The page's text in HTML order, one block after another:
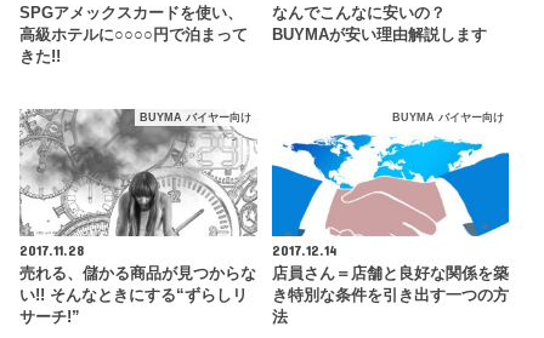
SPGアメックスカードを使い、
高級ホテルに○○○○円で泊まって
きた!!
なんでこんなに安いの？
BUYMAが安い理由解説します
BUYMA バイヤー向け
2017.11.28
売れる、儲かる商品が見つからな
い!! そんなときにする“ずらしリ
サーチ!”
BUYMA バイヤー向け
2017.12.14
店員さん＝店舗と良好な関係を築
き特別な条件を引き出す一つの方
法